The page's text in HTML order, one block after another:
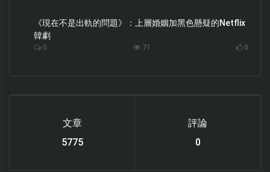
《現在不是出軌的問題》：上層婚姻加黑色懸疑的Netflix
韓劇
0 71 0
文章
6122
評論
0